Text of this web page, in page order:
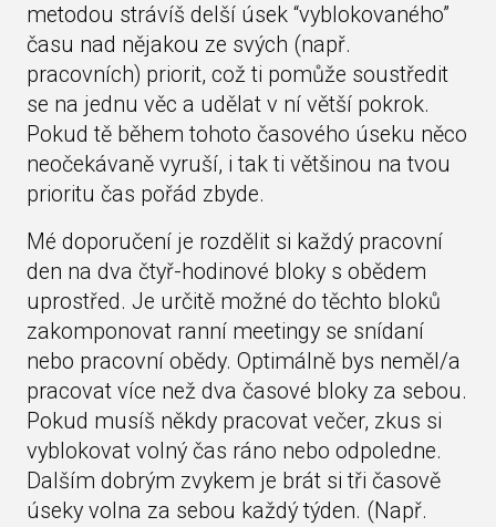
metodou strávíš delší úsek “vyblokovaného”
času nad nějakou ze svých (např.
pracovních) priorit, což ti pomůže soustředit
se na jednu věc a udělat v ní větší pokrok.
Pokud tě během tohoto časového úseku něco
neočekávaně vyruší, i tak ti většinou na tvou
prioritu čas pořád zbyde.
Mé doporučení je rozdělit si každý pracovní
den na dva čtyř-hodinové bloky s obědem
uprostřed. Je určitě možné do těchto bloků
zakomponovat ranní meetingy se snídaní
nebo pracovní obědy. Optimálně bys neměl/a
pracovat více než dva časové bloky za sebou.
Pokud musíš někdy pracovat večer, zkus si
vyblokovat volný čas ráno nebo odpoledne.
Dalším dobrým zvykem je brát si tři časově
úseky volna za sebou každý týden. (Např.